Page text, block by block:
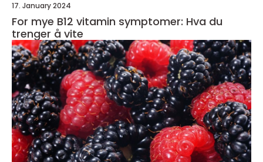
17. January 2024
For mye B12 vitamin symptomer: Hva du
trenger å vite